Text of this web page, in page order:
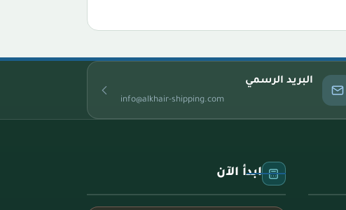
البريد الرسمي
info@alkhair-shipping.com
ابدأ الآن